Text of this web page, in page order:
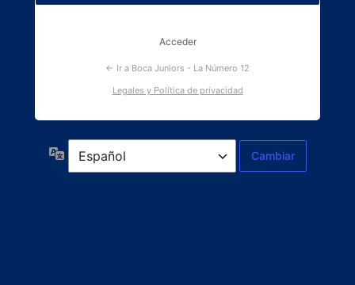
Acceder
← Ir a Boca Juniors - La Número 12
Legales y Política de privacidad
Idioma